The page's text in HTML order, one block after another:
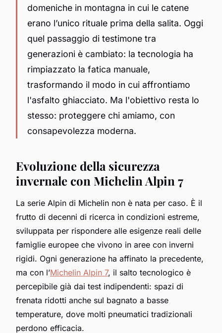
domeniche in montagna in cui le catene
erano l’unico rituale prima della salita. Oggi
quel passaggio di testimone tra
generazioni è cambiato: la tecnologia ha
rimpiazzato la fatica manuale,
trasformando il modo in cui affrontiamo
l'asfalto ghiacciato. Ma l'obiettivo resta lo
stesso: proteggere chi amiamo, con
consapevolezza moderna.
Evoluzione della sicurezza
invernale con Michelin Alpin 7
La serie Alpin di Michelin non è nata per caso. È il
frutto di decenni di ricerca in condizioni estreme,
sviluppata per rispondere alle esigenze reali delle
famiglie europee che vivono in aree con inverni
rigidi. Ogni generazione ha affinato la precedente,
ma con l’Michelin Alpin 7, il salto tecnologico è
percepibile già dai test indipendenti: spazi di
frenata ridotti anche sul bagnato a basse
temperature, dove molti pneumatici tradizionali
perdono efficacia.